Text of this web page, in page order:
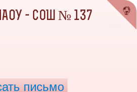
- СОШ № 137
письмо